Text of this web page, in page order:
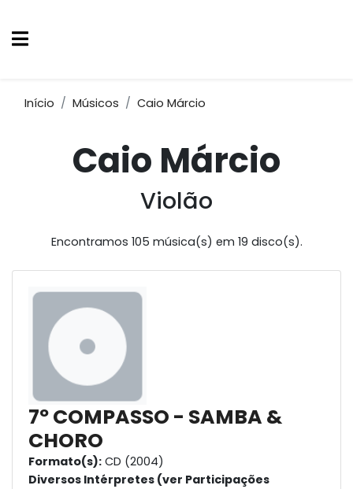
Início Músicos Caio Márcio
Caio Márcio
Violão
Encontramos 105 música(s) em 19 disco(s).
7º COMPASSO - SAMBA &
CHORO
Formato(s): CD (2004)
Diversos Intérpretes (ver Participações